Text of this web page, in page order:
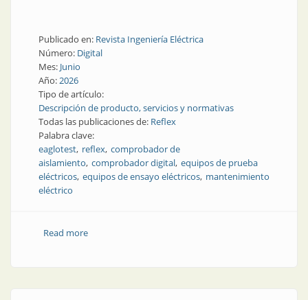
Publicado en: Revista Ingeniería Eléctrica
Número: Digital
Mes: Junio
Año:2026
Tipo de artículo:
Descripción de producto, servicios y normativas
Todas las publicaciones de: Reflex
Palabra clave:
eaglotest reflex comprobador de
aislamiento comprobador digital equipos de prueba
eléctricos equipos de ensayo eléctricos mantenimiento
eléctrico
Read moreabout Aislamiento en alta tensión: nuevos equipos